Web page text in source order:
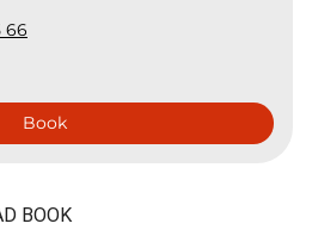
66
Book
BOOK